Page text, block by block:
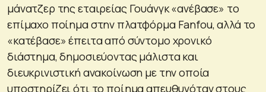
μάνατζερ της εταιρείας Γουάνγκ «ανέβασε» το
επίμαχο ποίημα στην πλατφόρμα Fanfou, αλλά το
«κατέβασε» έπειτα από σύντομο χρονικό
διάστημα, δημοσιεύοντας μάλιστα και
διευκρινιστική ανακοίνωση με την οποία
υποστηρίζει ότι το ποίημα απευθυνόταν στους